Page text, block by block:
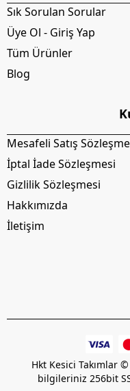
Sık Sorulan Sorular
Üye Ol - Giriş Yap
Tüm Ürünler
Blog
Mesafeli Satış
İptal İade Sözleşmesi
Gizlilik Sözleşmesi
Hakkımızda
İletişim
Hkt Kesici Takımlar ©
bilgileriniz 256bit